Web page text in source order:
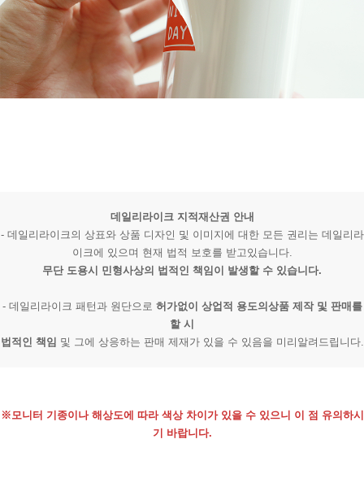
데일리라이크 지적재산권 안내
- 데일리라이크의 상표와 상품 디자인 및 이미지에 대한 모든 권리는 데일리라
이크에 있으며 현재 법적 보호를 받고있습니다.
무단 도용시 민형사상의 법적인 책임이 발생할 수 있습니다.
- 데일리라이크 패턴과 원단으로 허가없이 상업적 용도의상품 제작 및 판매를
할 시
법적인 책임 및 그에 상응하는 판매 제재가 있을 수 있음을 미리알려드립니다.
※모니터 기종이나 해상도에 따라 색상 차이가 있을 수 있으니 이 점 유의하시
기 바랍니다.